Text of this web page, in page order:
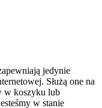
jedynie
Służą one na
w koszyku lub
w stanie